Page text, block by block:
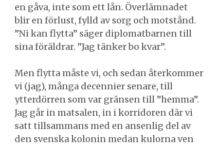
en gåva, inte som ett lån. Överlämnadet
blir en förlust, fylld av sorg och motstånd.
”Ni kan flytta” säger diplomatbarnen till
sina föräldrar. ”Jag tänker bo kvar”.
Men flytta måste vi, och sedan återkommer
vi (jag), många decennier senare, till
ytterdörren som var gränsen till ”hemma”.
Jag går in matsalen, in i korridoren där vi
satt tillsammans med en ansenlig del av
den svenska kolonin medan kulorna ven